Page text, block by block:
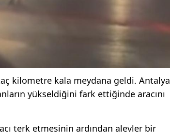
kilometre kala meydana geldi. Antalya
yükseldiğini fark ettiğinde aracını
terk etmesinin ardından alevler bir